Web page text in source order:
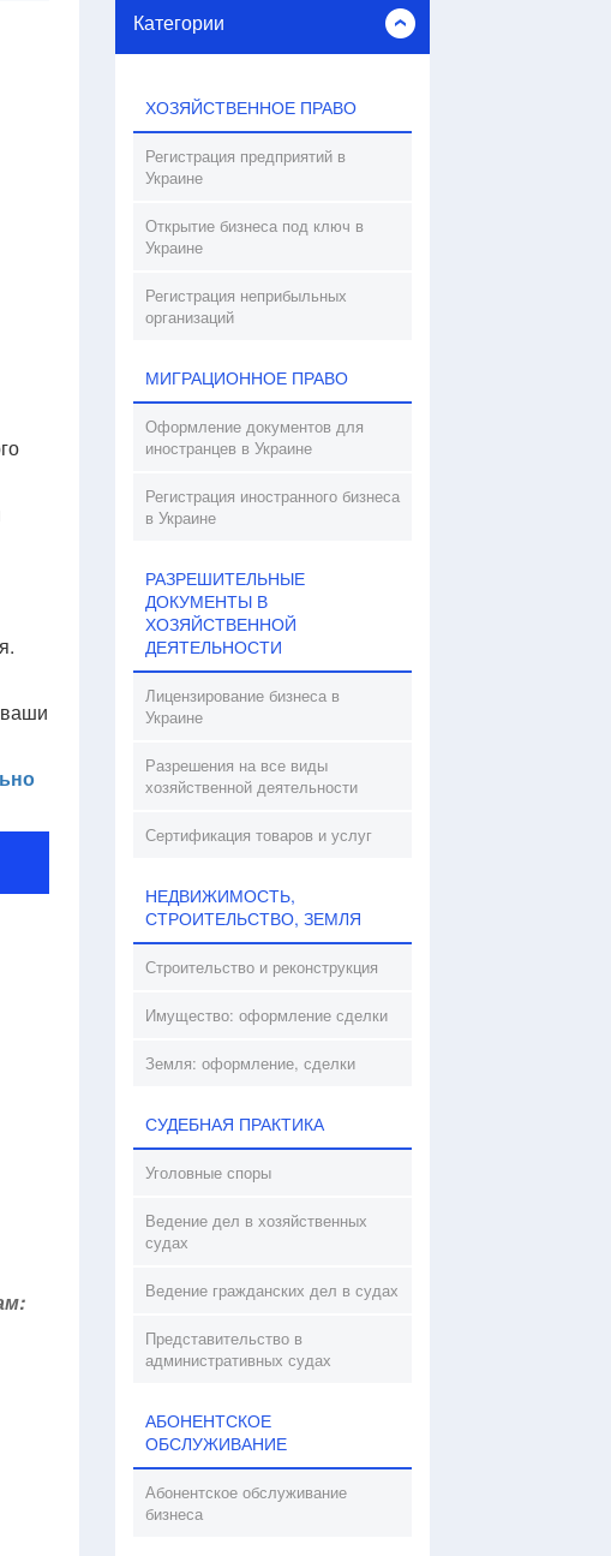
Категории
ХОЗЯЙСТВЕННОЕ ПРАВО
Регистрация предприятий в
Украине
Открытие бизнеса под ключ в
Украине
Регистрация неприбыльных
организаций
МИГРАЦИОННОЕ ПРАВО
Оформление документов для
иностранцев в Украине
Регистрация иностранного бизнеса
в Украине
РАЗРЕШИТЕЛЬНЫЕ
ДОКУМЕНТЫ В
ХОЗЯЙСТВЕННОЙ
ДЕЯТЕЛЬНОСТИ
Лицензирование бизнеса в
Украине
Разрешения на все виды
хозяйственной деятельности
Сертификация товаров и услуг
НЕДВИЖИМОСТЬ,
СТРОИТЕЛЬСТВО, ЗЕМЛЯ
Строительство и реконструкция
Имущество: оформление сделки
Земля: оформление, сделки
СУДЕБНАЯ ПРАКТИКА
Уголовные споры
Ведение дел в хозяйственных
судах
Ведение гражданских дел в судах
Представительство в
административных судах
АБОНЕНТСКОЕ
ОБСЛУЖИВАНИЕ
Абонентское обслуживание
бизнеса